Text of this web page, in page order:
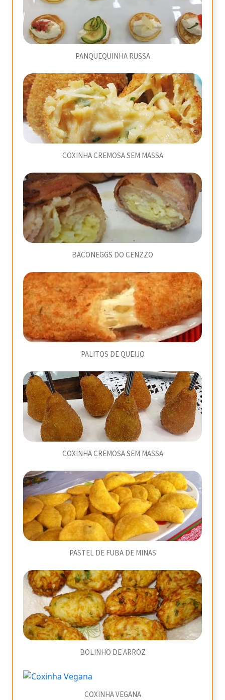
PANQUEQUINHA RUSSA
COXINHA CREMOSA SEM MASSA
BACONEGGS DO CENZZO
PALITOS DE QUEIJO
COXINHA CREMOSA SEM MASSA
PASTEL DE FUBA DE MINAS
BOLINHO DE ARROZ
COXINHA VEGANA